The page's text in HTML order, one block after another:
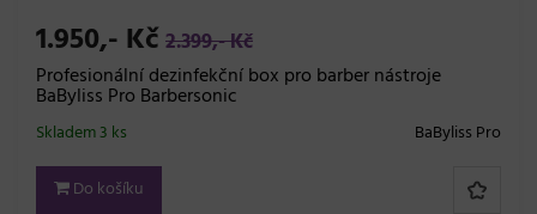
1.950,- Kč 2.399,- Kč
Profesionální dezinfekční box pro barber nástroje
BaByliss Pro Barbersonic
BaByliss Pro
Skladem 3 ks
Do košíku